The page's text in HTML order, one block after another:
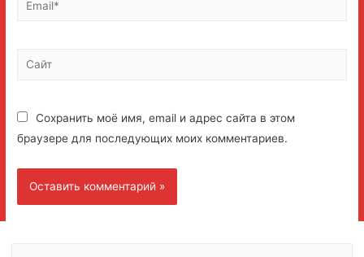
Сайт
Сохранить моё имя, email и адрес сайта в этом
браузере для последующих моих комментариев.